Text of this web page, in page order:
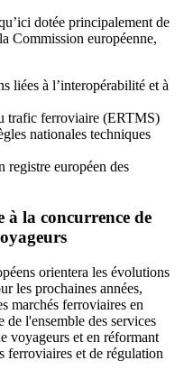
dotée principalement de
Commission européenne,
liées à l’interopérabilité et à
trafic ferroviaire (ERTMS)
nationales techniques
registre européen des
la concurrence de
orientera les évolutions
les prochaines années,
marchés ferroviaires en
l'ensemble des services
voyageurs et en réformant
ferroviaires et de régulation